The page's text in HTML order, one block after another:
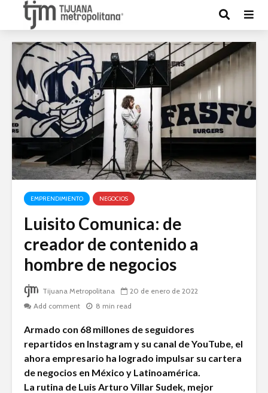
EMPRENDIMIENTO NEGOCIOS
Luisito Comunica: de
creador de contenido a
hombre de negocios
Tijuana Metropolitana
20 de enero de 2022
Add comment
8 min read
Armado con 68 millones de seguidores
repartidos en Instagram y su canal de YouTube, el
ahora empresario ha logrado impulsar su cartera
de negocios en México y Latinoamérica.
La rutina de Luis Arturo Villar Sudek, mejor